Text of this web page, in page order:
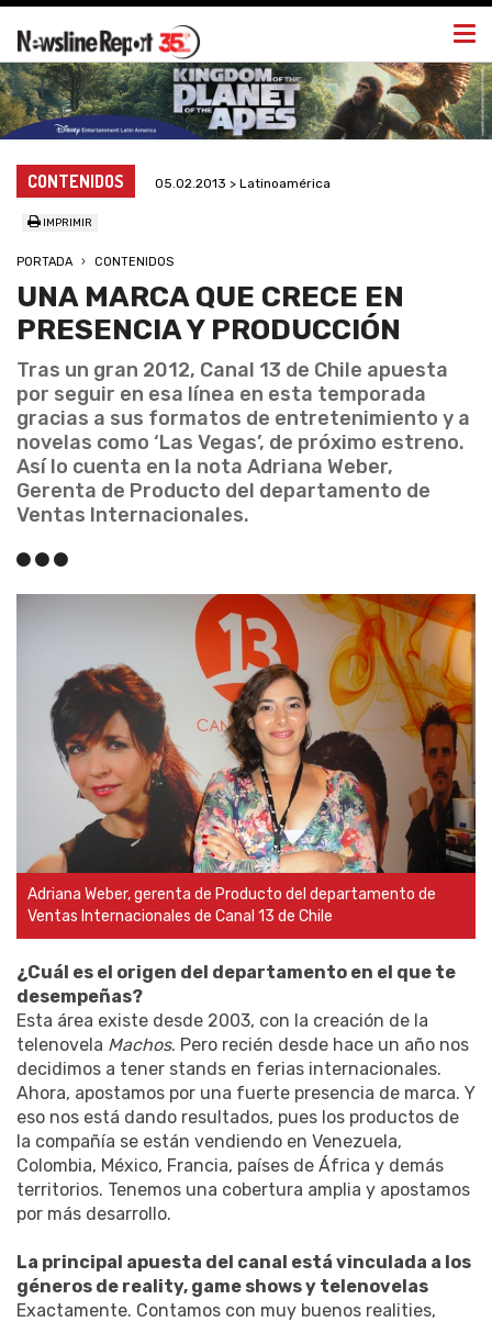
CONTENIDOS 05.02.2013 > Latinoamérica
IMPRIMIR
PORTADA CONTENIDOS
UNA MARCA QUE CRECE EN
PRESENCIA Y PRODUCCIÓN
Tras un gran 2012, Canal 13 de Chile apuesta
por seguir en esa línea en esta temporada
gracias a sus formatos de entretenimiento y a
novelas como ‘Las Vegas’, de próximo estreno.
Así lo cuenta en la nota Adriana Weber,
Gerenta de Producto del departamento de
Ventas Internacionales.
Adriana Weber, gerenta de Producto del departamento de
Ventas Internacionales de Canal 13 de Chile
¿Cuál es el origen del departamento en el que te
desempeñas?
Esta área existe desde 2003, con la creación de la
telenovela Machos. Pero recién desde hace un año nos
decidimos a tener stands en ferias internacionales.
Ahora, apostamos por una fuerte presencia de marca. Y
eso nos está dando resultados, pues los productos de
la compañía se están vendiendo en Venezuela,
Colombia, México, Francia, países de África y demás
territorios. Tenemos una cobertura amplia y apostamos
por más desarrollo.
La principal apuesta del canal está vinculada a los
géneros de reality, game shows y telenovelas
Exactamente. Contamos con muy buenos realities,